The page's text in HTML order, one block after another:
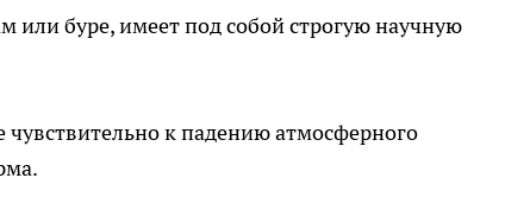
или буре, имеет под собой строгую научную
к падению атмосферного